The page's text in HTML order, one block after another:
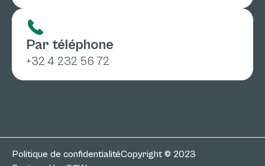
Par téléphone
+32 4 232 56 72
Politique de confidentialitéCopyright © 2023